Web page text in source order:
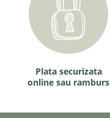
Plata securizata
online sau ramburs